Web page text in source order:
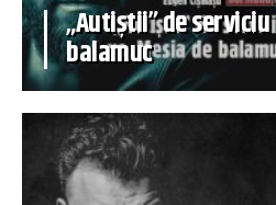
„Autiștii” de
balamuc